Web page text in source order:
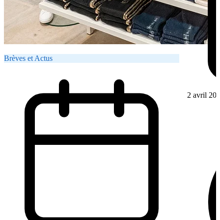
Brèves et Actus
2 avril